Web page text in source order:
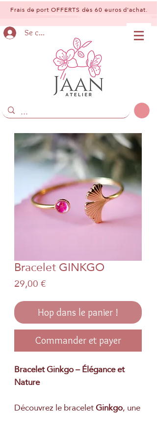
Frais de port OFFERTS dès 60 euros d'achat.
Se connecter
Bracelet GINKGO
29,00 €
Hop dans le panier !
Commander et payer
Bracelet Ginkgo – Élégance et
Nature
Découvrez le braceletGinkgo, une